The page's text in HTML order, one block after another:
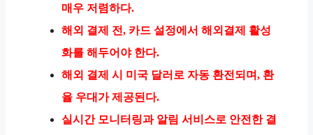
매우 저렴하다.
해외 결제 전, 카드 설정에서 해외결제 활성
화를 해두어야 한다.
해외 결제 시 미국 달러로 자동 환전되며, 환
율 우대가 제공된다.
실시간 모니터링과 알림 서비스로 안전한 결